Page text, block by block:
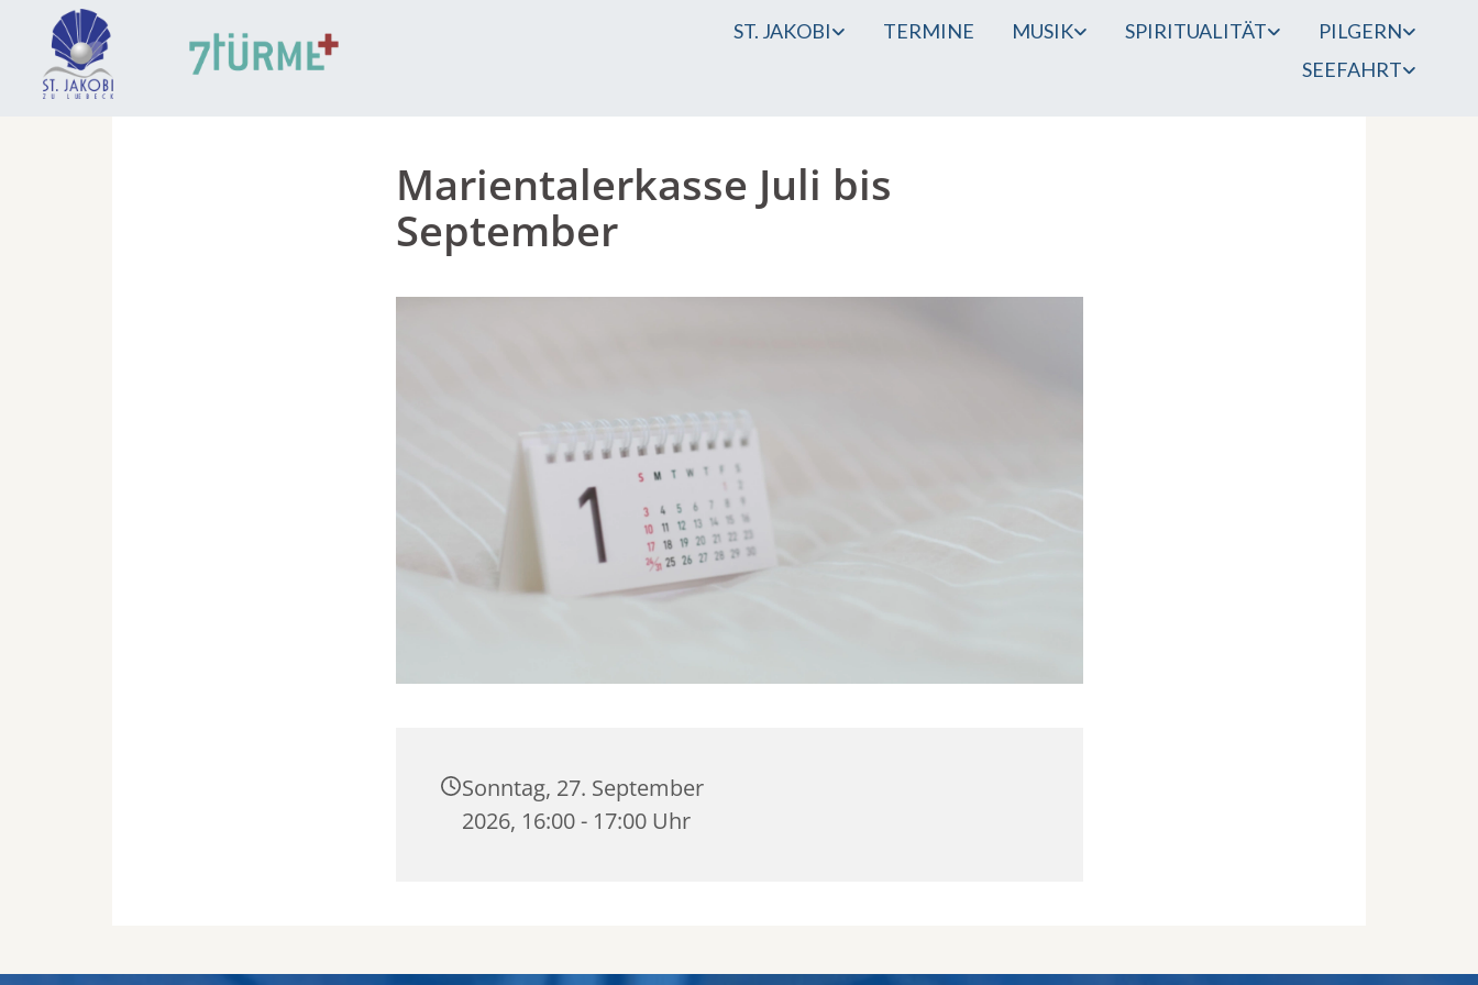
ST. JAKOBI TERMINE MUSIK SPIRITUALITÄT
PILGERN
SEEFAHRT
Marientalerkasse Juli bis
September
Sonntag, 27. September
2026, 16:00 - 17:00 Uhr